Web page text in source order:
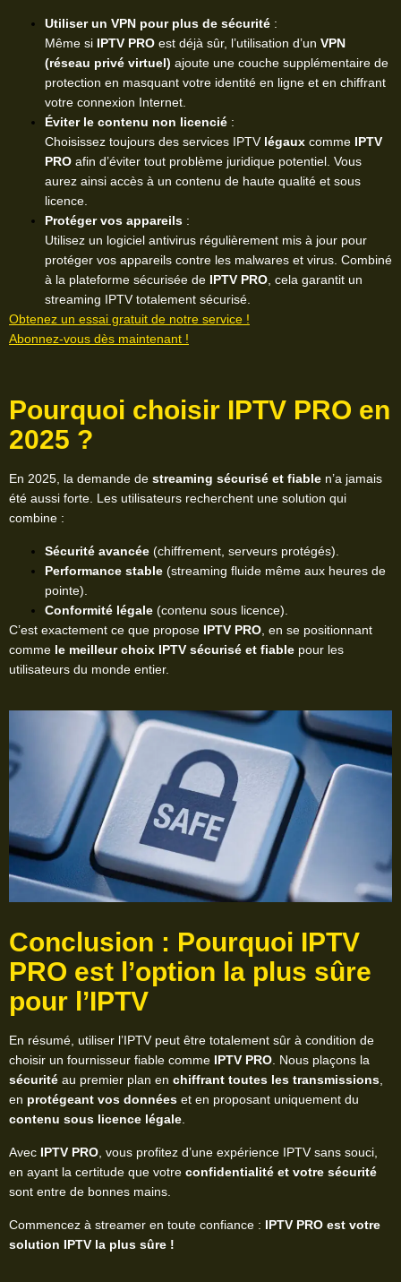
Utiliser un VPN pour plus de sécurité :
Même si IPTV PRO est déjà sûr, l’utilisation d’un VPN
(réseau privé virtuel) ajoute une couche supplémentaire de
protection en masquant votre identité en ligne et en chiffrant
votre connexion Internet.
Éviter le contenu non licencié :
Choisissez toujours des services IPTV légaux comme IPTV
PRO afin d’éviter tout problème juridique potentiel. Vous
aurez ainsi accès à un contenu de haute qualité et sous
licence.
Protéger vos appareils :
Utilisez un logiciel antivirus régulièrement mis à jour pour
protéger vos appareils contre les malwares et virus. Combiné
à la plateforme sécurisée de IPTV PRO , cela garantit un
streaming IPTV totalement sécurisé.
Obtenez un essai gratuit de notre service !
Abonnez-vous dès maintenant !
Pourquoi choisir IPTV PRO en
2025 ?
En 2025, la demande de streaming sécurisé et fiable n’a jamais
été aussi forte. Les utilisateurs recherchent une solution qui
combine :
Sécurité avancée (chiffrement, serveurs protégés).
Performance stable (streaming fluide même aux heures de
pointe).
Conformité légale (contenu sous licence).
C’est exactement ce que propose IPTV PRO , en se positionnant
comme le meilleur choix IPTV sécurisé et fiable pour les
utilisateurs du monde entier.
Conclusion : Pourquoi IPTV
PRO est l’option la plus sûre
pour l’IPTV
En résumé, utiliser l’IPTV peut être totalement sûr à condition de
choisir un fournisseur fiable comme IPTV PRO . Nous plaçons la
sécurité au premier plan en chiffrant toutes les transmissions
en protégeant vos données et en proposant uniquement du
contenu sous licence légale
Avec IPTV PRO , vous profitez d’une expérience IPTV sans souci,
en ayant la certitude que votre confidentialité et votre sécurité
sont entre de bonnes mains.
Commencez à streamer en toute confiance : IPTV PRO est votre
solution IPTV la plus sûre !